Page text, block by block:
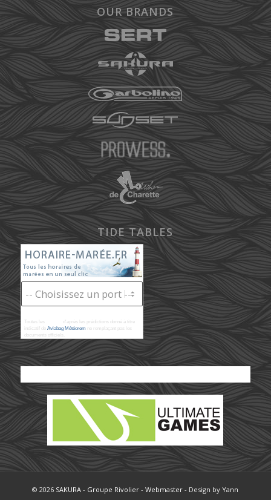
OUR BRANDS
TIDE TABLES
Toutes les
d'après les prédictions donné à titre
indicatif de Aviabag Météoremne remplaçant pas les
documents officiels.
© 2026 SAKURA - Groupe Rivolier -Webmaster - Design byYann